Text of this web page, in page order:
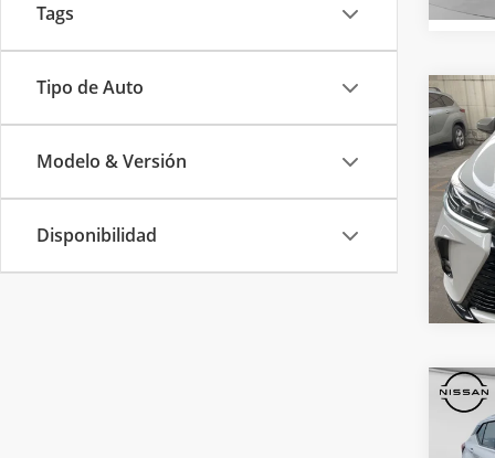
Tags
Tipo de Auto
Modelo & Versión
Disponibilidad
2022
MT
VIN:
Precio:
2022
22
Precio: